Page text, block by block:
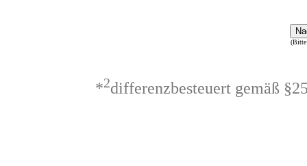
(Bitte
*2differenzbesteuert gemäß